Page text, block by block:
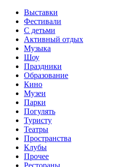
Выставки
Фестивали
С детьми
Активный отдых
Музыка
Шоу
Праздники
Образование
Кино
Музеи
Парки
Погулять
Туристу
Театры
Пространства
Клубы
Прочее
Рестораны